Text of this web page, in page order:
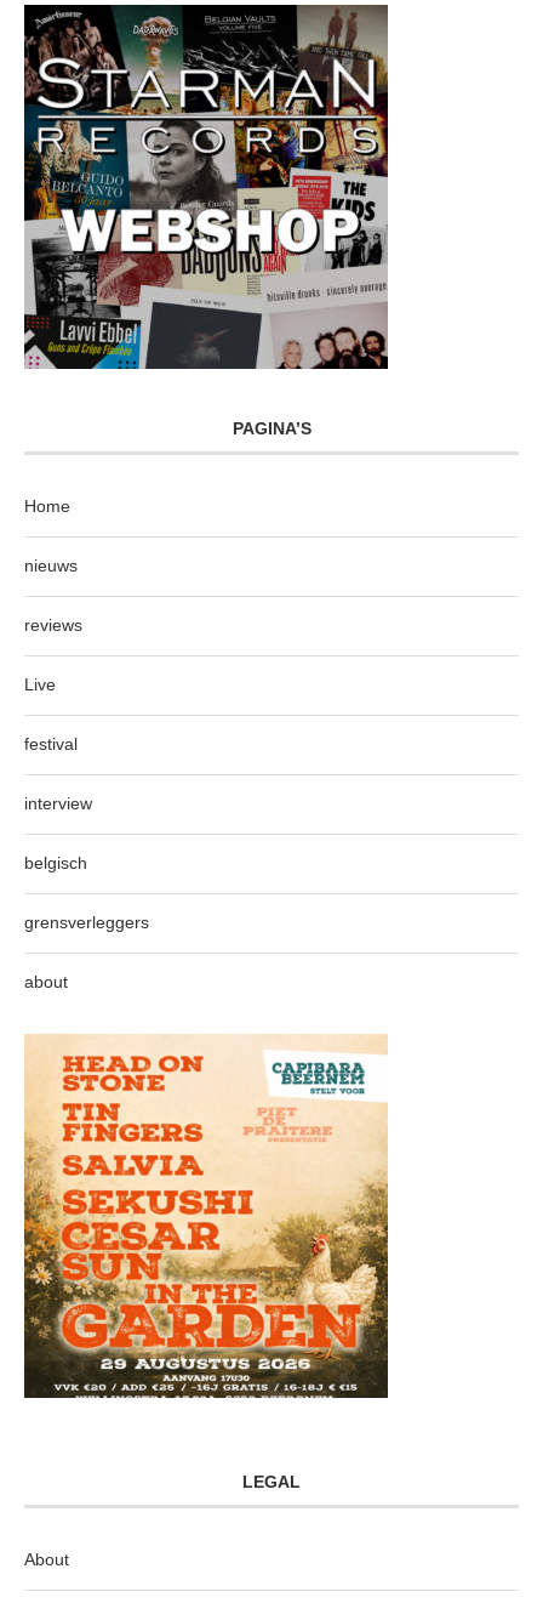
PAGINA’S
Home
nieuws
reviews
Live
festival
interview
belgisch
grensverleggers
about
LEGAL
About